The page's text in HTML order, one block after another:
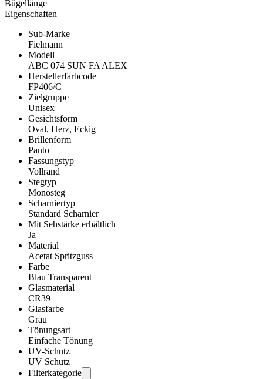
Eigenschaften
Sub-Marke
Fielmann
Modell
ABC 074 SUN FA ALEX
Herstellerfarbcode
FP406/C
Zielgruppe
Unisex
Gesichtsform
Oval, Herz, Eckig
Brillenform
Panto
Fassungstyp
Vollrand
Stegtyp
Monosteg
Scharniertyp
Standard Scharnier
Mit Sehstärke erhältlich
Ja
Material
Acetat Spritzguss
Farbe
Blau Transparent
Glasmaterial
CR39
Glasfarbe
Grau
Tönungsart
Einfache Tönung
UV-Schutz
UV Schutz
Filterkategorie
Bügellänge